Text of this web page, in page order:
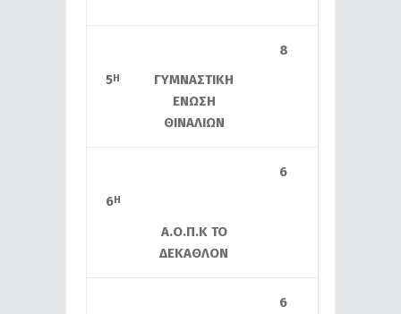
5Η
ΓΥΜΝΑΣΤΙΚΗ
ΕΝΩΣΗ
ΘΙΝΑΛΙΩΝ
8
6Η
Α.Ο.Π.Κ ΤΟ
ΔΕΚΑΘΛΟΝ
6
6